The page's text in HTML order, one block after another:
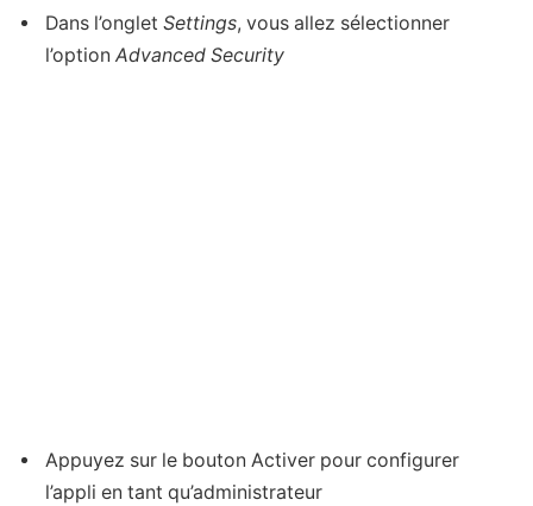
Dans l’onglet Settings, vous allez sélectionner
l’option Advanced Security
Appuyez sur le bouton Activer pour configurer
l’appli en tant qu’administrateur